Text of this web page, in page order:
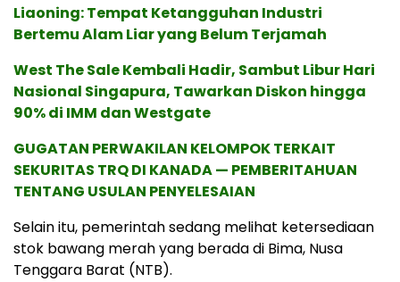
Liaoning: Tempat Ketangguhan Industri
Bertemu Alam Liar yang Belum Terjamah
West The Sale Kembali Hadir, Sambut Libur Hari
Nasional Singapura, Tawarkan Diskon hingga
90% di IMM dan Westgate
GUGATAN PERWAKILAN KELOMPOK TERKAIT
SEKURITAS TRQ DI KANADA — PEMBERITAHUAN
TENTANG USULAN PENYELESAIAN
Selain itu, pemerintah sedang melihat ketersediaan
stok bawang merah yang berada di Bima, Nusa
Tenggara Barat (NTB).